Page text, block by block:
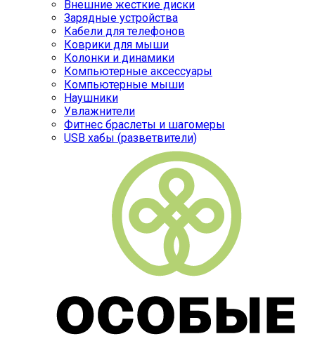
Внешние жесткие диски
Зарядные устройства
Кабели для телефонов
Коврики для мыши
Колонки и динамики
Компьютерные аксессуары
Компьютерные мыши
Наушники
Увлажнители
Фитнес браслеты и шагомеры
USB хабы (разветвители)